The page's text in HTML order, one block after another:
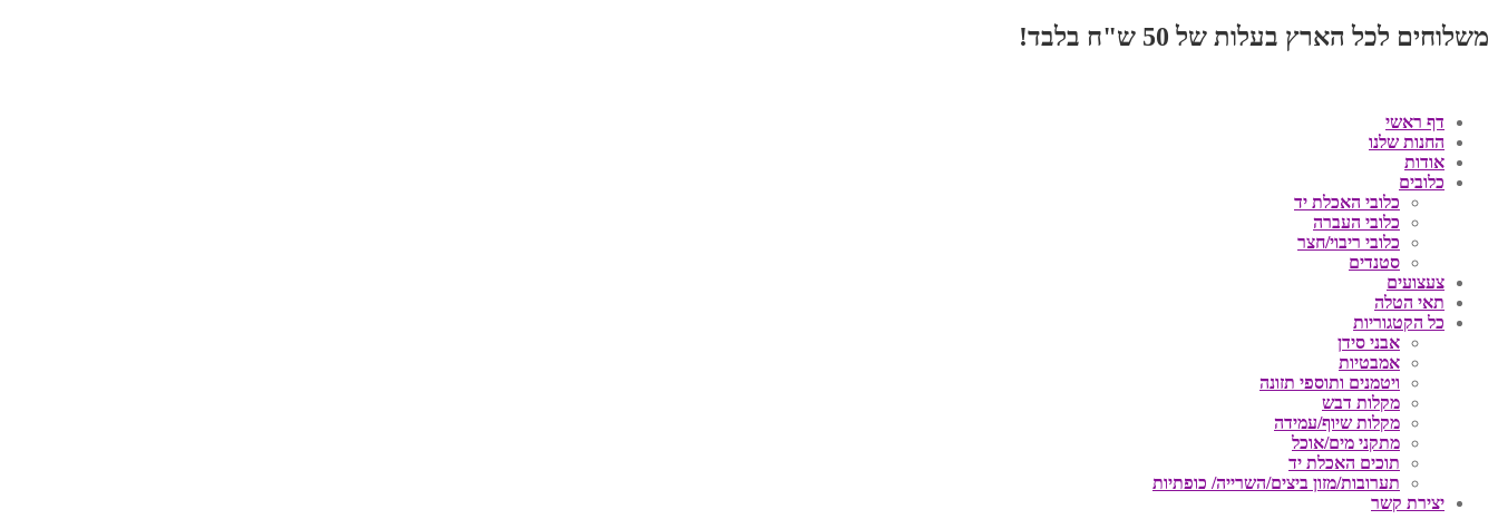
משלוחים לכל הארץ בעלות של 50 ש"ח בלבד!
דף ראשי
החנות שלנו
אודות
כלובים
כלובי האכלת יד
כלובי העברה
כלובי ריבוי/חצר
סטנדים
צעצועים
תאי הטלה
כל הקטגוריות
אבני סידן
אמבטיות
ויטמנים ותוספי תזונה
מקלות דבש
מקלות שיוף/עמידה
מתקני מים/אוכל
תוכים האכלת יד
תערובות/מזון ביצים/השרייה/ כופתיות
יצירת קשר